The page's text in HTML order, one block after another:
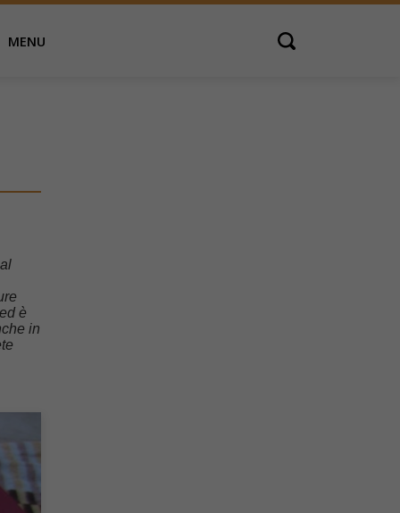
MENU Open search
è
in